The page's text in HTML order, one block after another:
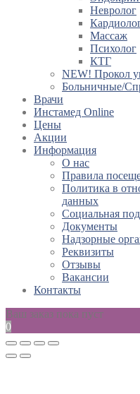
Невролог
Массаж
Психолог
КТГ
NEW! Прокол
Больничные/
Врачи
Инстамед Online
Цены
Акции
Информация
О нас
Правила
Политика в
данных
Социальная
Документы
Надзорные
Реквизиты
Отзывы
Вакансии
Контакты
Ваш заказ пока пуст
0